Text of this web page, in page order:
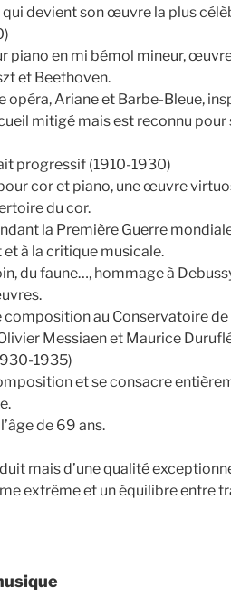
qui devient son œuvre la plus
piano en mi bémol mineur,
et Beethoven.
opéra, Ariane et Barbe-Bleue,
mitigé mais est reconnu pour
progressif (1910-1930)
cor et piano, une œuvre
du cor.
la Première Guerre
à la critique musicale.
du faune…, hommage à
au Conservatoire de
Messiaen et Maurice
1935)
et se consacre
de 69 ans.
mais d’une qualité
extrême et un équilibre entre